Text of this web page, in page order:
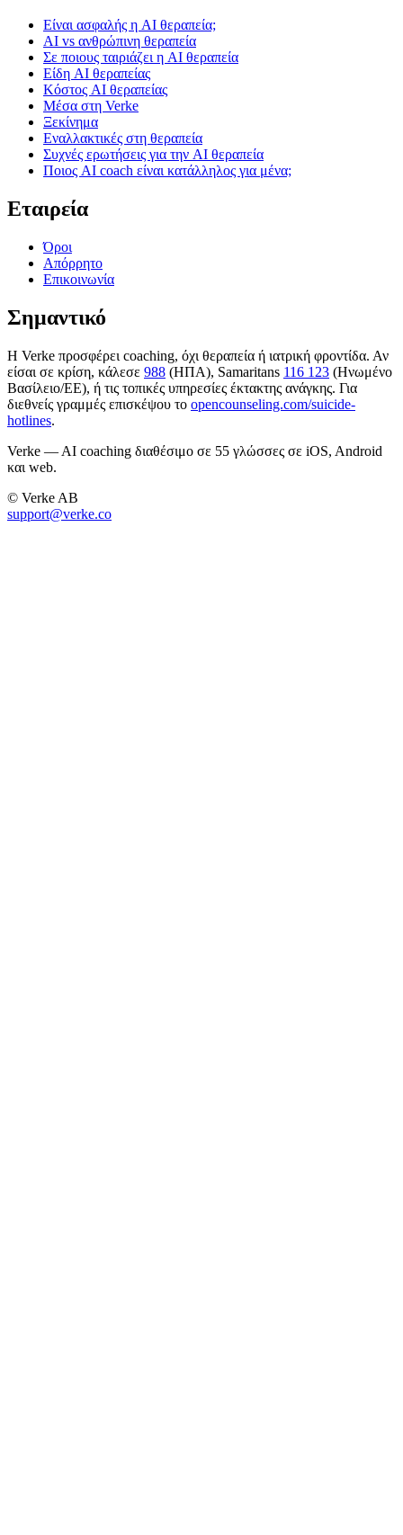
Είναι ασφαλής η AI θεραπεία;
AI vs ανθρώπινη θεραπεία
Σε ποιους ταιριάζει η AI θεραπεία
Είδη AI θεραπείας
Κόστος AI θεραπείας
Μέσα στη Verke
Ξεκίνημα
Εναλλακτικές στη θεραπεία
Συχνές ερωτήσεις για την AI θεραπεία
Ποιος AI coach είναι κατάλληλος για μένα;
Εταιρεία
Όροι
Απόρρητο
Επικοινωνία
Σημαντικό
Η Verke προσφέρει coaching, όχι θεραπεία ή ιατρική φροντίδα. Αν
είσαι σε κρίση, κάλεσε 988 (ΗΠΑ), Samaritans 116 123 (Ηνωμένο
Βασίλειο/ΕΕ), ή τις τοπικές υπηρεσίες έκτακτης ανάγκης. Για
διεθνείς γραμμές επισκέψου το opencounseling.com/suicide-
hotlines.
Verke — AI coaching διαθέσιμο σε 55 γλώσσες σε iOS, Android
και web.
© Verke AB
support@verke.co